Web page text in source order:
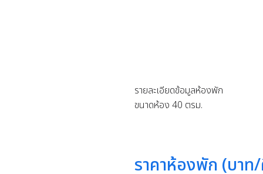
รายละเอียดข้อมูลห้องพัก
ขนาดห้อง 40 ตรม.
ราคาห้องพัก (บาท